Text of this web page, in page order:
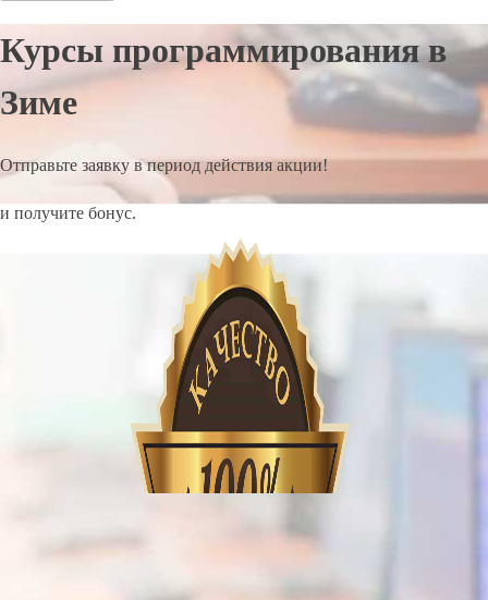
Курсы программирования в
Зиме
Отправьте заявку в период действия акции!
и получите бонус.